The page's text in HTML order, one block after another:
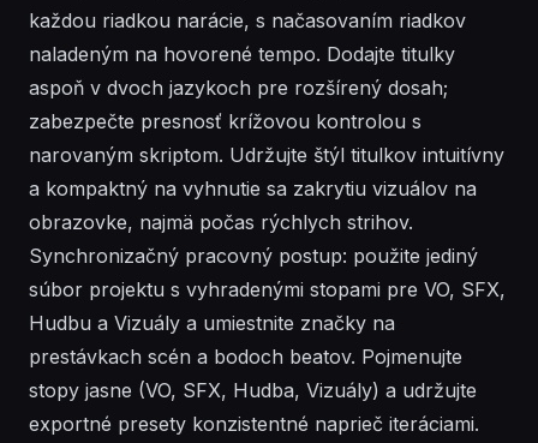
každou riadkou narácie, s načasovaním riadkov
naladeným na hovorené tempo. Dodajte titulky
aspoň v dvoch jazykoch pre rozšírený dosah;
zabezpečte presnosť krížovou kontrolou s
narovaným skriptom. Udržujte štýl titulkov intuitívny
a kompaktný na vyhnutie sa zakrytiu vizuálov na
obrazovke, najmä počas rýchlych strihov.
Synchronizačný pracovný postup: použite jediný
súbor projektu s vyhradenými stopami pre VO, SFX,
Hudbu a Vizuály a umiestnite značky na
prestávkach scén a bodoch beatov. Pojmenujte
stopy jasne (VO, SFX, Hudba, Vizuály) a udržujte
exportné presety konzistentné naprieč iteráciami.